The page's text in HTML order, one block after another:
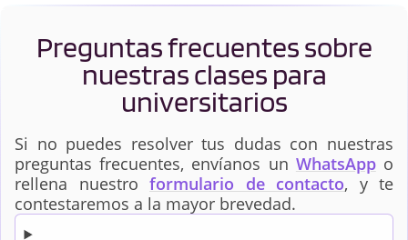
Preguntas frecuentes sobre
nuestras clases para
universitarios
Si no puedes resolver tus dudas con nuestras
preguntas frecuentes, envíanos un WhatsAppo
rellena nuestro formulario de contacto, y te
contestaremos a la mayor brevedad.